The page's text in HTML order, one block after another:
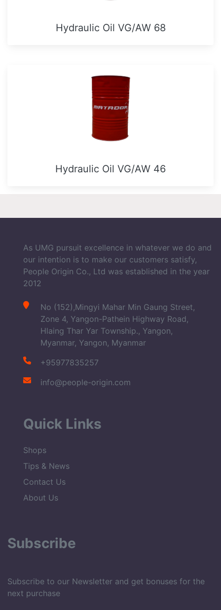
Hydraulic Oil VG/AW 68
Hydraulic Oil VG/AW 46
As UMG pursuit excellence in whatever we do and
our intention is to make our customers satisfy,
People Origin Co., Ltd was established in the year
2012
No (152),Mingyi Mahar Min Gaung Street,
Zone 4, Yangon-Pathein Highway Road,
Hlaing Thar Yar Township., Yangon,
Myanmar, Yangon, Myanmar
+95977835257
info@people-origin.com
Quick Links
Shops
Tips & News
Contact Us
About Us
Subscribe
Subscribe to our Newsletter and get bonuses for the
next purchase